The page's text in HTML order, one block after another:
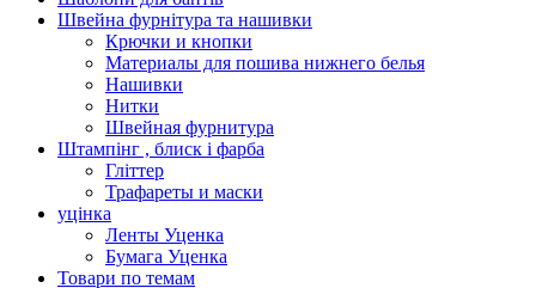
Швейна фурнітура та нашивки
Крючки и кнопки
Материалы для пошива нижнего белья
Нашивки
Нитки
Швейная фурнитура
Штампінг , блиск і фарба
Гліттер
Трафареты и маски
уцінка
Ленты Уценка
Бумага Уценка
Товари по темам